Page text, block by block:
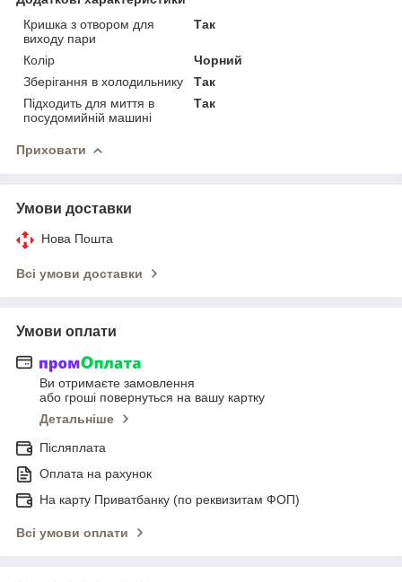
Кришка з отвором для
виходу пари
Так
Колір
Чорний
Зберігання в холодильнику
Так
Підходить для миття в
посудомийній машині
Так
Приховати
Умови доставки
Нова Пошта
Всі умови доставки
Умови оплати
Ви отримаєте замовлення
або гроші повернуться на вашу картку
Детальніше
Післяплата
Оплата на рахунок
На карту Приватбанку (по реквизитам ФОП)
Всі умови оплати